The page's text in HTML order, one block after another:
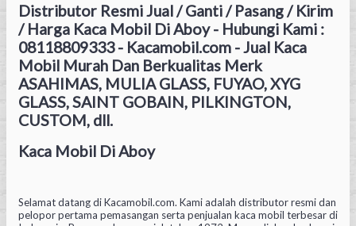
Distributor Resmi Jual / Ganti / Pasang / Kirim
/ Harga Kaca Mobil Di Aboy - Hubungi Kami :
08118809333 - Kacamobil.com - Jual Kaca
Mobil Murah Dan Berkualitas Merk
ASAHIMAS, MULIA GLASS, FUYAO, XYG
GLASS, SAINT GOBAIN, PILKINGTON,
CUSTOM, dll.
Kaca Mobil Di Aboy
Selamat datang di Kacamobil.com. Kami adalah distributor resmi dan
pelopor pertama pemasangan serta penjualan kaca mobil terbesar di